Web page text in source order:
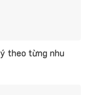
theo từng nhu